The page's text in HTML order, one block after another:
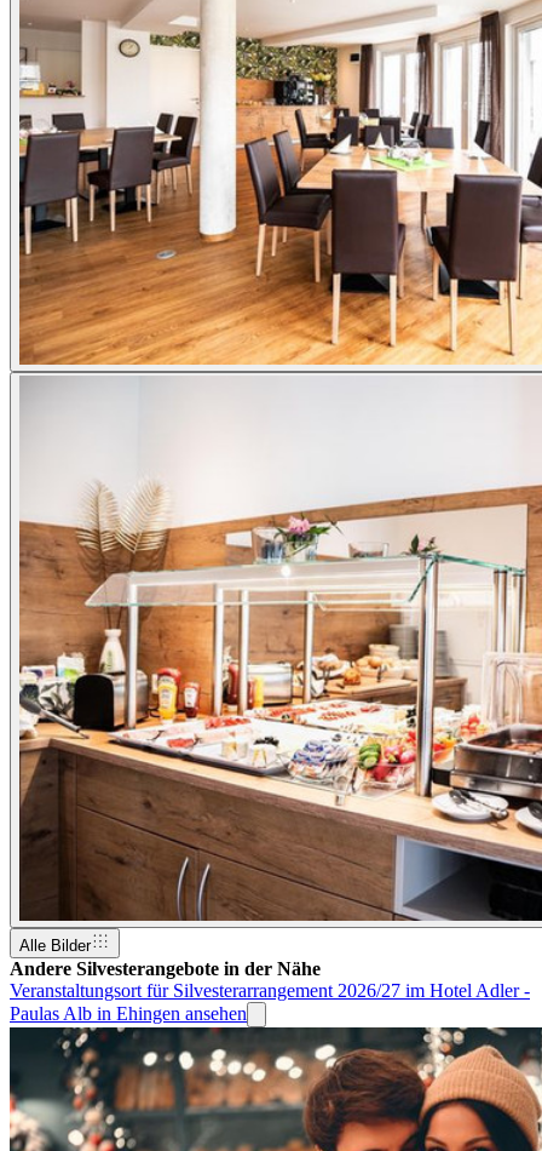
Alle Bilder
Andere Silvesterangebote in der Nähe
Veranstaltungsort für Silvesterarrangement 2026/27 im Hotel Adler -
Paulas Alb in Ehingen ansehen